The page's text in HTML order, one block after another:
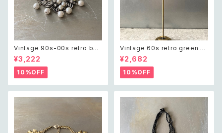
Vintage 90s-00s retro bot
anical crystal bijou×pearl
bracelet レトロ ヴィンテージ
アクセサリー ボタニカル クリス
タル ビジュー×パール ブレスレ
ット
¥3,222
10%OFF
Vintage 60s retro green bi
jou earring レトロ ヴィンテー
ジ アクセサリー グリーン ビジュ
ー イヤリング
¥2,682
10%OFF